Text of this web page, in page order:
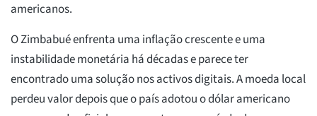
americanos.
O Zimbabué enfrenta uma inflação crescente e uma
instabilidade monetária há décadas e parece ter
encontrado uma solução nos activos digitais. A moeda local
perdeu valor depois que o país adotou o dólar americano